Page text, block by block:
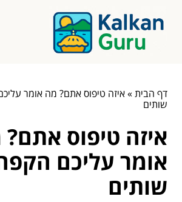
דף הבית»איזה טיפוס אתם? מה אומר
שותים
איזה טיפוס
אומר עליכם
שותים